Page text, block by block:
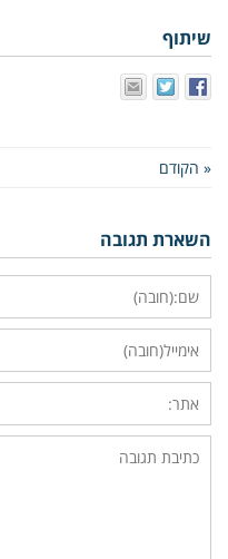
שיתוף
« הקודם
השארת תגובה